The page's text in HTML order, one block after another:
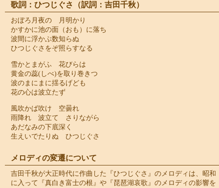
歌詞：ひつじぐさ（訳詞：吉田千秋）
おぼろ月夜の 月明かり
かすかに池の面（おも）に落ち
波間に浮かぶ数知らぬ
ひつじぐさをぞ照らすなる
雪かとまがふ 花びらは
黄金の蕊(しべ)を取り巻きつ
波のまにまに揺るげども
花の心は波立たず
風吹かば吹け 空曇れ
雨降れ 波立て さりながら
あだなみの下底深く
生えいでたりぬ ひつじぐさ
メロディの変遷について
吉田千秋が大正時代に作曲した『ひつじぐさ』のメロディは、昭和
に入って『真白き富士の根』や『琵琶湖哀歌』のメロディの影響を